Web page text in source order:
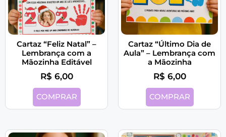
Cartaz “Feliz Natal” –
Lembrança com a
Mãozinha Editável
R$ 6,00
COMPRAR
Cartaz “Último Dia de
Aula” – Lembrança com
a Mãozinha
R$ 6,00
COMPRAR